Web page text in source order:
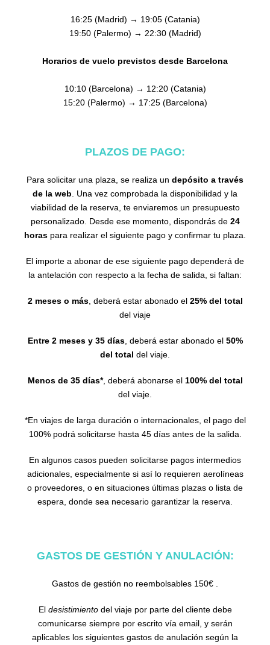
16:25 (Madrid) → 19:05 (Catania)
19:50 (Palermo) → 22:30 (Madrid)
Horarios de vuelo previstos desde Barcelona
10:10 (Barcelona) → 12:20 (Catania)
15:20 (Palermo) → 17:25 (Barcelona)
PLAZOS DE PAGO:
Para solicitar una plaza, se realiza un depósito a través
de la web . Una vez comprobada la disponibilidad y la
viabilidad de la reserva, te enviaremos un presupuesto
personalizado. Desde ese momento, dispondrás de 24
horas para realizar el siguiente pago y confirmar tu plaza.
El importe a abonar de ese siguiente pago dependerá de
la antelación con respecto a la fecha de salida, si faltan:
2 meses o más, deberá estar abonado el 25% del total
del viaje
Entre 2 meses y 35 días, deberá estar abonado el 50%
del total del viaje.
Menos de 35 días*, deberá abonarse el 100% del total
del viaje.
*En viajes de larga duración o internacionales, el pago del
100% podrá solicitarse hasta 45 días antes de la salida.
En algunos casos pueden solicitarse pagos intermedios
adicionales, especialmente si así lo requieren aerolíneas
o proveedores, o en situaciones últimas plazas o lista de
espera, donde sea necesario garantizar la reserva.
GASTOS DE GESTIÓN Y ANULACIÓN:
Gastos de gestión no reembolsables 150€ .
El desistimientodel viaje por parte del cliente debe
comunicarse siempre por escrito vía email, y serán
aplicables los siguientes gastos de anulación según la